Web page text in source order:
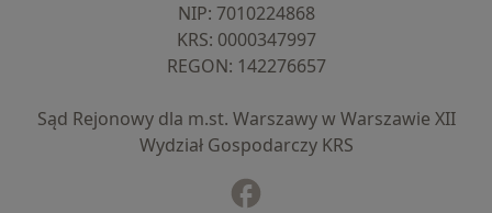
NIP: ⁠7010224868
KRS: ⁠0000347997
REGON: ⁠142276657
Sąd Rejonowy dla m.st. Warszawy w Warszawie XII
Wydział Gospodarczy KRS